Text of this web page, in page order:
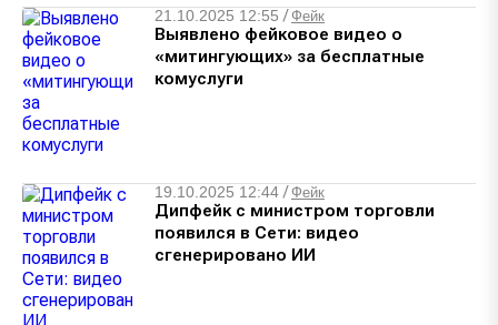
21.10.2025 12:55 /Фейк
Выявлено фейковое видео о
«митингующих» за бесплатные
комуслуги
19.10.2025 12:44 /Фейк
Дипфейк с министром торговли
появился в Сети: видео
сгенерировано ИИ